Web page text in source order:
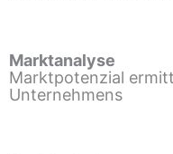
Marktanalyse
Marktpotenzial
Unternehmens